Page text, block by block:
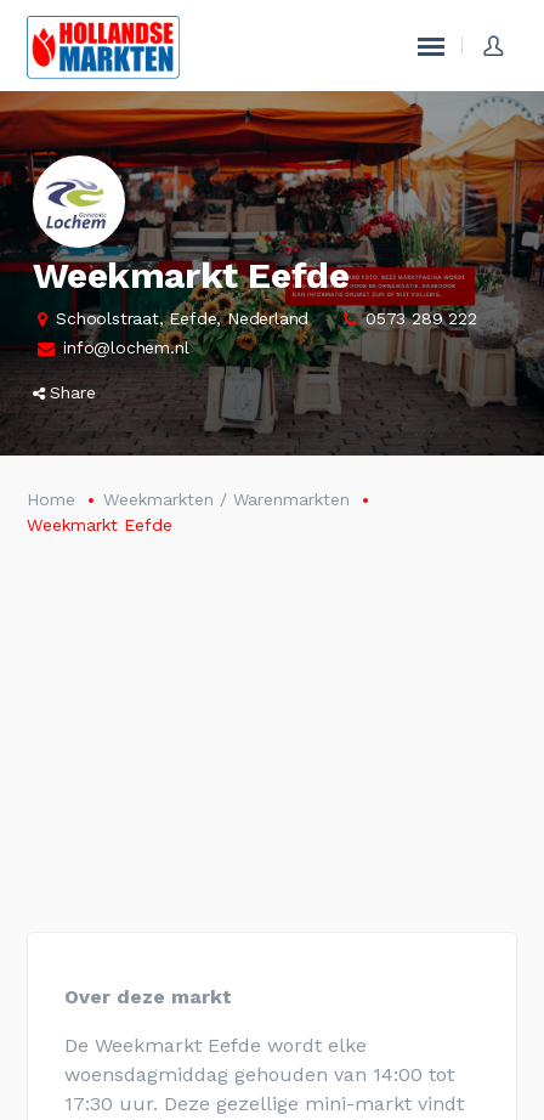
Weekmarkt Eefde
Schoolstraat, Eefde, Nederland
0573 289 222
info@lochem.nl
Share
Home
Weekmarkten / Warenmarkten
Weekmarkt Eefde
Over deze markt
De Weekmarkt Eefde wordt elke
woensdagmiddag gehouden van 14:00 tot
17:30 uur. Deze gezellige mini-markt vindt